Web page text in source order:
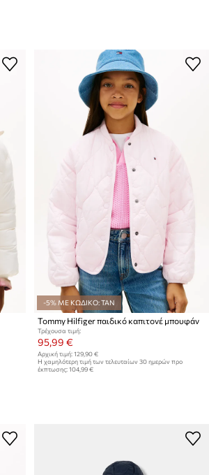
-5% ΜΕ ΚΩΔΙΚΟ: TAN
Tommy Hilfiger παιδικό καπιτονέ μπουφάν
Τρέχουσα τιμή:
95,99 €
Αρχική τιμή: 129,90 €
Η χαμηλότερη τιμή των τελευταίων 30 ημερών προ
έκπτωσης: 104,99 €